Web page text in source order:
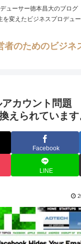
ューサー徳本昌大のブロ
を変えたビジネスプロデュ
者のためのビジネ
アカウント問題
えられています
Facebook
LINE